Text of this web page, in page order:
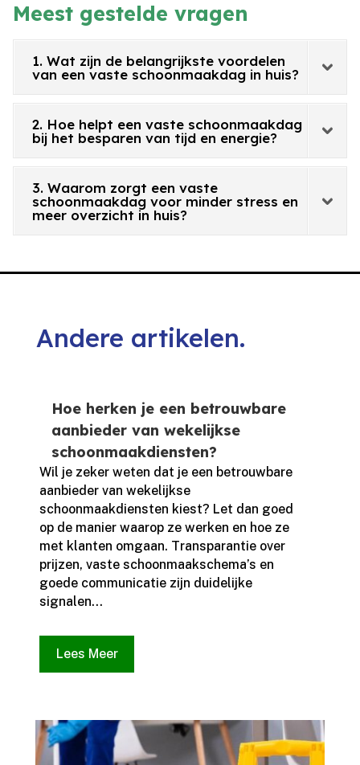
Meest gestelde vragen
1. Wat zijn de belangrijkste voordelen
van een vaste schoonmaakdag in huis?
2. Hoe helpt een vaste schoonmaakdag
bij het besparen van tijd en energie?
3. Waarom zorgt een vaste
schoonmaakdag voor minder stress en
meer overzicht in huis?
Andere artikelen.
Hoe herken je een betrouwbare
aanbieder van wekelijkse
schoonmaakdiensten?
Wil je zeker weten dat je een betrouwbare
aanbieder van wekelijkse
schoonmaakdiensten kiest? Let dan goed
op de manier waarop ze werken en hoe ze
met klanten omgaan.​ Transparantie over
prijzen, vaste schoonmaakschema’s en
goede communicatie zijn duidelijke
signalen...
Lees Meer